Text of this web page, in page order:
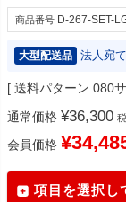
商品番号 D-267-SET-
大型配送品 法人宛
送料パターン 080
通常価格 ¥36,300
会員価格 ¥
項目を選択し